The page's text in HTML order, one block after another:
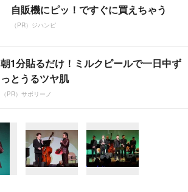
自販機にピッ！ですぐに買えちゃう
（PR）ジハンピ
朝1分貼るだけ！ミルクピールで一日中ず
っとうるツヤ肌
（PR）サボリーノ